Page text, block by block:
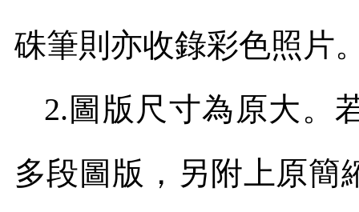
硃筆則亦收錄彩色照片
2. 圖版尺寸為原大。
多段圖版，另附上原簡